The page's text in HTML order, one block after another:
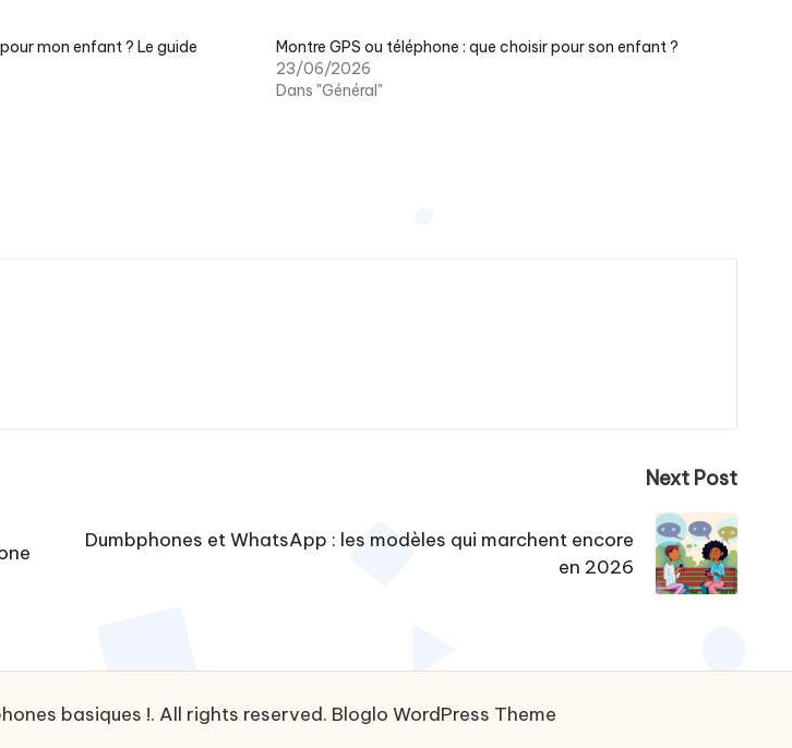
mon enfant ? Le guide
Montre GPS ou téléphone : que choisir pour son enfant ?
23/06/2026
Dans "Général"
Next Post
Dumbphones et WhatsApp : les modèles qui marchent encore
en 2026
basiques !. All rights reserved. Bloglo WordPress Theme